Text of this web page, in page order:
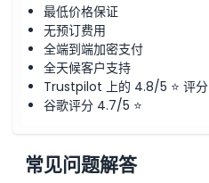
最低价格保证
无预订费用
全端到端加密支付
全天候客户支持
Trustpilot 上的 4.8/5 ⭐ 评分
谷歌评分 4.7/5 ⭐
常见问题解答